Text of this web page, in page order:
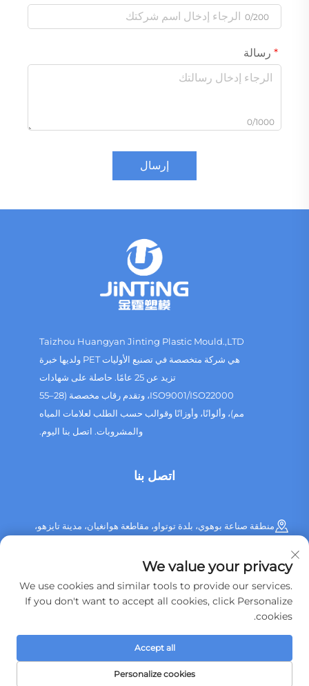
0/200
رسالة
0/1000
إرسال
Taizhou Huangyan Jinting Plastic Mould.,LTD
هي شركة متخصصة في تصنيع الأوليات PET ولديها خبرة
تزيد عن 25 عامًا. حاصلة على شهادات
ISO9001/ISO22000، وتقدم رقاب مخصصة (28–55
مم)، وألوانًا، وأوزانًا وقوالب حسب الطلب لعلامات المياه
والمشروبات. اتصل بنا اليوم.
اتصل بنا
منطقة صناعة بوهوي، بلدة توتواو، مقاطعة هوانغيان، مدينة تايزهو،
+86 13515760932
[email protected]
البلاستيكية، المحدودة. جميع الحقوق محفوظة.سياسة الخصوصية
We value your privacy
We use cookies and similar tools to provide our services.
If you don't want to accept all cookies, click Personalize
cookies.
Personalize cookies
Accept all